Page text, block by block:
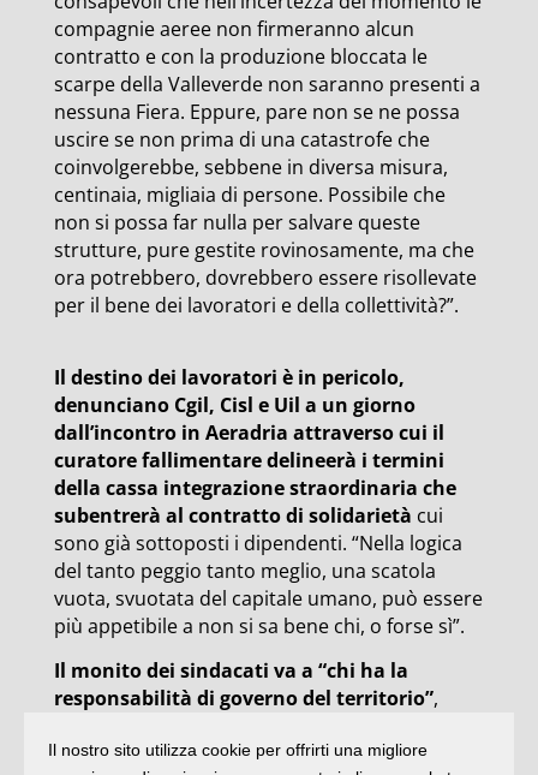
compagnie aeree non firmeranno alcun
contratto e con la produzione bloccata le
scarpe della Valleverde non saranno presenti a
nessuna Fiera. Eppure, pare non se ne possa
uscire se non prima di una catastrofe che
coinvolgerebbe, sebbene in diversa misura,
centinaia, migliaia di persone. Possibile che
non si possa far nulla per salvare queste
strutture, pure gestite rovinosamente, ma che
ora potrebbero, dovrebbero essere risollevate
per il bene dei lavoratori e della collettività?”.
Il destino dei lavoratori è in pericolo,
denunciano Cgil, Cisl e Uil a un giorno
dall’incontro in Aeradria attraverso cui il
curatore fallimentare delineerà i termini
della cassa integrazione straordinaria che
subentrerà al contratto di solidarietà cui
sono già sottoposti i dipendenti. “Nella logica
del tanto peggio tanto meglio, una scatola
vuota, svuotata del capitale umano, può essere
più appetibile a non si sa bene chi, o forse sì”.
Il monito dei sindacati va a “chi ha la
responsabilità di governo del territorio”,
come in tante altre situazioni di crisi, significa
Il nostro sito utilizza cookie per offrirti una migliore